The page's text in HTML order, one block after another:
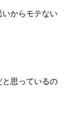
からモテない
と思っているの